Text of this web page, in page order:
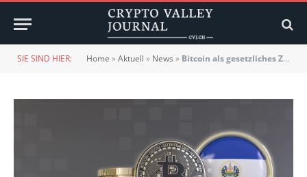
SIE SIND HIER: Home »Aktuell » News » Bitcoin als gesetzliches Zahlungsmittel in El Salvador